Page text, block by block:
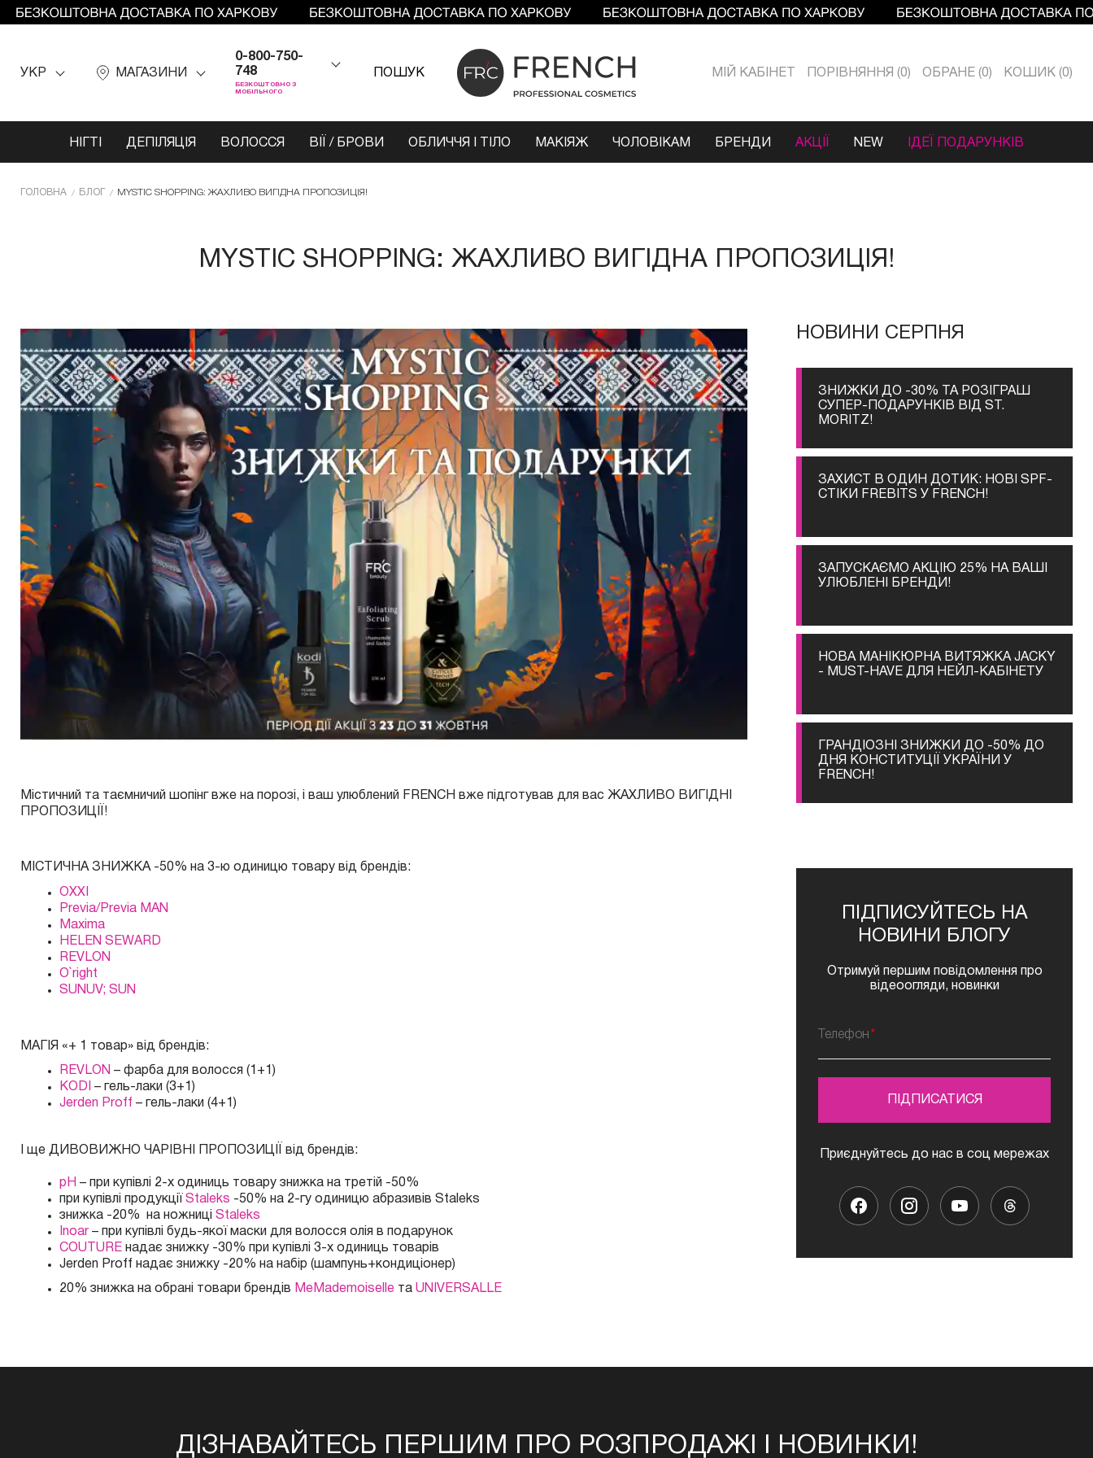
УКР МАГАЗИНИ
0-800-750-
748
БЕЗКОШТОВНО З
МОБІЛЬНОГО
ПОШУК МIЙ КАБIНЕТ ПОРІВНЯННЯ 0 ОБРАНЕ 0 КОШИК 0
НІГТІ ДЕПІЛЯЦІЯ ВОЛОССЯ ВІЇ / БРОВИ ОБЛИЧЧЯ І ТІЛО МАКІЯЖ ЧОЛОВІКАМ БРЕНДИ АКЦІЇ NEW ІДЕЇ ПОДАРУНКІВ
ГОЛОВНА БЛОГ MYSTIC SHOPPING: ЖАХЛИВО ВИГІДНА ПРОПОЗИЦІЯ!
MYSTIC SHOPPING: ЖАХЛИВО ВИГІДНА ПРОПОЗИЦІЯ!
Містичний та таємничий шопінг вже на порозі, і ваш улюблений FRENCH вже підготував для вас ЖАХЛИВО ВИГІДНІ
ПРОПОЗИЦІЇ!
МІСТИЧНА ЗНИЖКА -50% на 3-ю одиницю товару від брендів:
OXXI
Previa/Previa MAN
Maxima
HELEN SEWARD
REVLON
O`right
SUNUV; SUN
МАГІЯ «+ 1 товар» від брендів:
REVLON – фарба для волосся (1+1)
KODI
– гель-лаки (3+1)
Jerden Proff – гель-лаки (4+1)
І ще ДИВОВИЖНО ЧАРІВНІ ПРОПОЗИЦІЇ від брендів:
pH – при купівлі 2-х одиниць товару знижка на третій -50%
при купівлі продукції Staleks -50% на 2-гу одиницю абразивів Staleks
знижка -20% на ножниці Staleks
Inoar – при купівлі будь-якої маски для волосся олія в подарунок
COUTURE надає знижку -30% при купівлі 3-х одиниць товарів
Jerden Proff надає знижку -20% на набір (шампунь+кондиціонер)
20% знижка на обрані товари брендів MeMademoiselle та UNIVERSALLE
НОВИНИ СЕРПНЯ
ЗНИЖКИ ДО -30% ТА РОЗІГРАШ
СУПЕР-ПОДАРУНКІВ ВІД ST.
MORITZ!
ЗАХИСТ В ОДИН ДОТИК: НОВІ SPF-
СТІКИ FREBITS У FRENCH!
ЗАПУСКАЄМО АКЦІЮ 25% НА ВАШІ
УЛЮБЛЕНІ БРЕНДИ!
НОВА МАНІКЮРНА ВИТЯЖКА JACKY
- MUST-HAVE ДЛЯ НЕЙЛ-КАБІНЕТУ
ГРАНДІОЗНІ ЗНИЖКИ ДО -50% ДО
ДНЯ КОНСТИТУЦІЇ УКРАЇНИ У
FRENCH!
ПІДПИСУЙТЕСЬ НА
НОВИНИ БЛОГУ
Отримуй першим повідомлення про
відеоогляди, новинки
Телефон
ПІДПИСАТИСЯ
Приєднуйтесь до нас в соц мережах
ДІЗНАВАЙТЕСЬ ПЕРШИМ ПРО РОЗПРОДАЖІ І НОВИНКИ!